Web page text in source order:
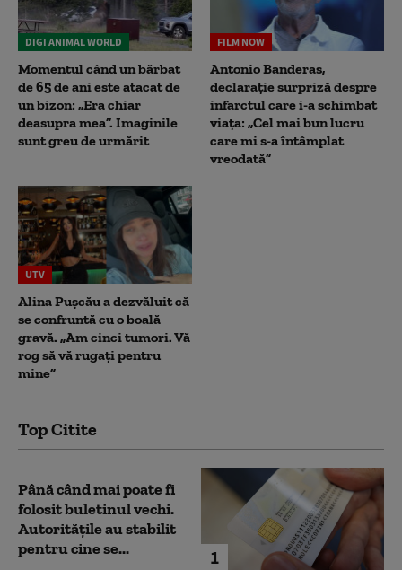
DIGI ANIMAL WORLD
Momentul când un bărbat
de 65 de ani este atacat de
un bizon: „Era chiar
deasupra mea”. Imaginile
sunt greu de urmărit
FILM NOW
Antonio Banderas,
declarație surpriză despre
infarctul care i-a schimbat
viața: „Cel mai bun lucru
care mi s-a întâmplat
vreodată”
UTV
Alina Pușcău a dezvăluit că
se confruntă cu o boală
gravă. „Am cinci tumori. Vă
rog să vă rugați pentru
mine”
Top Citite
1
Până când mai poate fi
folosit buletinul vechi.
Autoritățile au stabilit
pentru cine se...